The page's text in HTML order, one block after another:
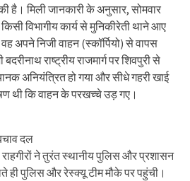
है। मिली जानकारी के अनुसार, सोमवार
किसी विभागीय कार्य से मुनिकीरेती थाने आए
अपने निजी वाहन (स्कॉर्पियो) से वापस
राष्ट्रीय राजमार्ग पर शिवपुरी से
अनियंत्रित हो गया और सीधे गहरी खाई
थी कि वाहन के परखच्चे उड़ गए।
दल
ने तुरंत स्थानीय पुलिस और प्रशासन
ही पुलिस और रेस्क्यू टीम मौके पर पहुंची।